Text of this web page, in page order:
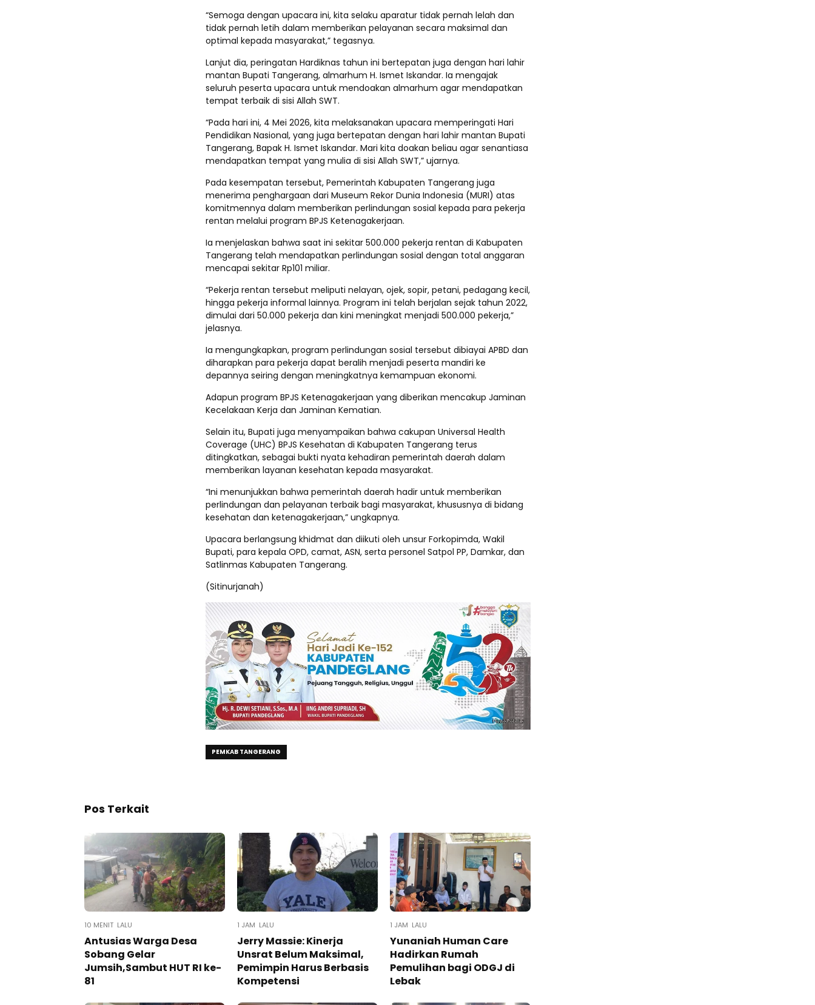
“Semoga dengan upacara ini, kita selaku aparatur tidak pernah lelah dan
tidak pernah letih dalam memberikan pelayanan secara maksimal dan
optimal kepada masyarakat,” tegasnya.
Lanjut dia, peringatan Hardiknas tahun ini bertepatan juga dengan hari lahir
mantan Bupati Tangerang, almarhum H. Ismet Iskandar. Ia mengajak
seluruh peserta upacara untuk mendoakan almarhum agar mendapatkan
tempat terbaik di sisi Allah SWT.
“Pada hari ini, 4 Mei 2026, kita melaksanakan upacara memperingati Hari
Pendidikan Nasional, yang juga bertepatan dengan hari lahir mantan Bupati
Tangerang, Bapak H. Ismet Iskandar. Mari kita doakan beliau agar senantiasa
mendapatkan tempat yang mulia di sisi Allah SWT,” ujarnya.
Pada kesempatan tersebut, Pemerintah Kabupaten Tangerang juga
menerima penghargaan dari Museum Rekor Dunia Indonesia (MURI) atas
komitmennya dalam memberikan perlindungan sosial kepada para pekerja
rentan melalui program BPJS Ketenagakerjaan.
Ia menjelaskan bahwa saat ini sekitar 500.000 pekerja rentan di Kabupaten
Tangerang telah mendapatkan perlindungan sosial dengan total anggaran
mencapai sekitar Rp101 miliar.
“Pekerja rentan tersebut meliputi nelayan, ojek, sopir, petani, pedagang kecil,
hingga pekerja informal lainnya. Program ini telah berjalan sejak tahun 2022,
dimulai dari 50.000 pekerja dan kini meningkat menjadi 500.000 pekerja,”
jelasnya.
Ia mengungkapkan, program perlindungan sosial tersebut dibiayai APBD dan
diharapkan para pekerja dapat beralih menjadi peserta mandiri ke
depannya seiring dengan meningkatnya kemampuan ekonomi.
Adapun program BPJS Ketenagakerjaan yang diberikan mencakup Jaminan
Kecelakaan Kerja dan Jaminan Kematian.
Selain itu, Bupati juga menyampaikan bahwa cakupan Universal Health
Coverage (UHC) BPJS Kesehatan di Kabupaten Tangerang terus
ditingkatkan, sebagai bukti nyata kehadiran pemerintah daerah dalam
memberikan layanan kesehatan kepada masyarakat.
“Ini menunjukkan bahwa pemerintah daerah hadir untuk memberikan
perlindungan dan pelayanan terbaik bagi masyarakat, khususnya di bidang
kesehatan dan ketenagakerjaan,” ungkapnya.
Upacara berlangsung khidmat dan diikuti oleh unsur Forkopimda, Wakil
Bupati, para kepala OPD, camat, ASN, serta personel Satpol PP, Damkar, dan
Satlinmas Kabupaten Tangerang.
(Sitinurjanah)
PEMKAB TANGERANG
Pos Terkait
10 MENIT LALU
Antusias Warga Desa
Sobang Gelar
Jumsih,Sambut HUT RI ke-
81
1 JAM LALU
Jerry Massie: Kinerja
Unsrat Belum Maksimal,
Pemimpin Harus Berbasis
Kompetensi
1 JAM LALU
Yunaniah Human Care
Hadirkan Rumah
Pemulihan bagi ODGJ di
Lebak